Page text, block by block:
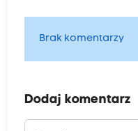
Brak komentarzy
Dodaj komentarz